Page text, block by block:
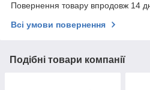
Повернення товару впродовж 14
Всі умови повернення
Подібні товари компанії